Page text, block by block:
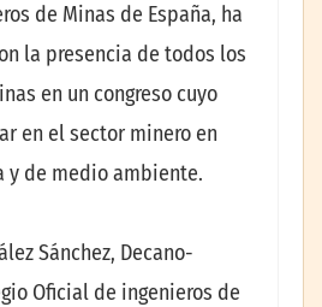
de Minas de España, ha
la presencia de todos los
en un congreso cuyo
en el sector minero en
y de medio ambiente.
Sánchez, Decano-
Oficial de ingenieros de